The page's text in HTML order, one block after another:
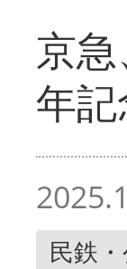
京
年
民鉄